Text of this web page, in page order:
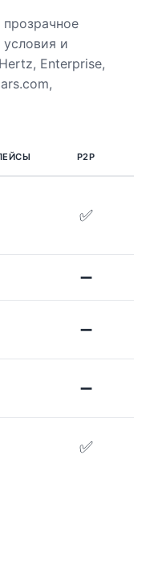
и
Enterprise,
P2P
✅
➖
➖
➖
✅